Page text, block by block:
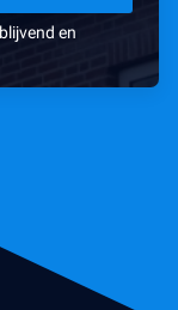
en